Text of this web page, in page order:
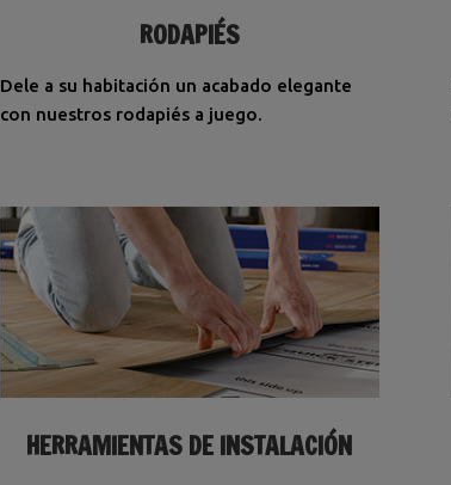
RODAPIÉS
Dele a su habitación un acabado elegante
con nuestros rodapiés a juego.
HERRAMIENTAS DE INSTALACIÓN